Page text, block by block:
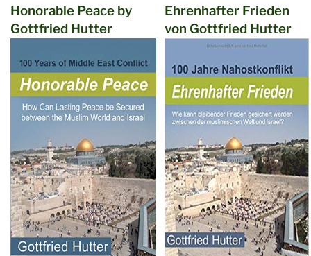
Honorable Peace by
Gottfried Hutter
Ehrenhafter Frieden
von Gottfried Hutter